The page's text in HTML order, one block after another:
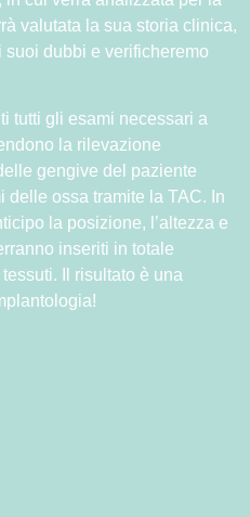
valutata la sua storia clinica,
dubbi e verificheremo
tutti gli esami necessari a
la rilevazione
gengive del paziente
delle ossa tramite la TAC. In
la posizione, l’altezza e
inseriti in totale
Il risultato è una